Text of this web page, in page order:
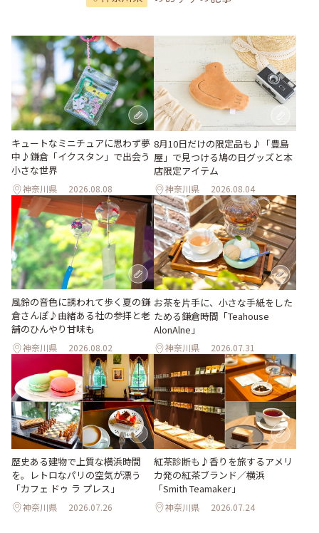
キュートなミニチュアに思わず夢
中♪鎌倉「イクスタン」で出会う
小さな世界
神奈川県 2026.08.08
8月10日だけの限定品も♪「豊島
屋」で見つける鳩の日グッズと本
店限定アイテム
神奈川県 2026.08.04
風鈴の音色に誘われて歩く夏の鎌
倉さんぽ♪由緒ある社の参拝と老
舗のひんやり甘味も
神奈川県 2026.08.02
お茶を片手に、小さな手紙をした
ためる鎌倉時間「Teahouse
AlonAlne」
神奈川県 2026.07.31
歴史ある建物で上質な横浜時間
を。レトロなパリの空気が漂う
「カフェ ドゥ ラ プレス」
神奈川県 2026.07.26
紅茶診断も♪香りを旅するアメリ
カ発の紅茶ブランド／横浜
「Smith Teamaker」
神奈川県 2026.07.24